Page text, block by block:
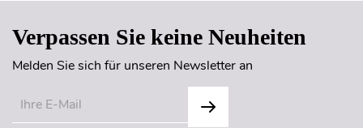
Verpassen Sie keine Neuheiten
Melden Sie sich für unseren Newsletter an